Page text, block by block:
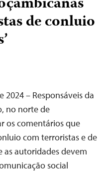
de conluio
2024 – Responsáveis da
no norte de
os comentários que
com terroristas e de
as autoridades devem
social